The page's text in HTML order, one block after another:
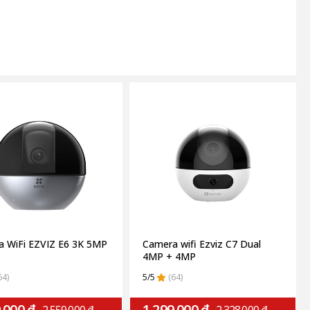
WiFi EZVIZ E6 3K 5MP
Camera wifi Ezviz C7 Dual
4MP + 4MP
5/5 (64)